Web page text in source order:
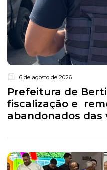
6 de agosto de 2026
Prefeitura de
fiscalização e
abandonados das